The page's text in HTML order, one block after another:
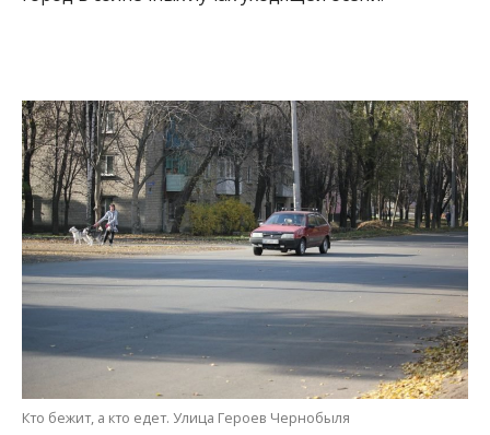
Кто бежит, а кто едет. Улица Героев Чернобыля